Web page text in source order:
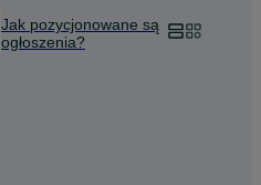
Jak pozycjonowane są
ogłoszenia?